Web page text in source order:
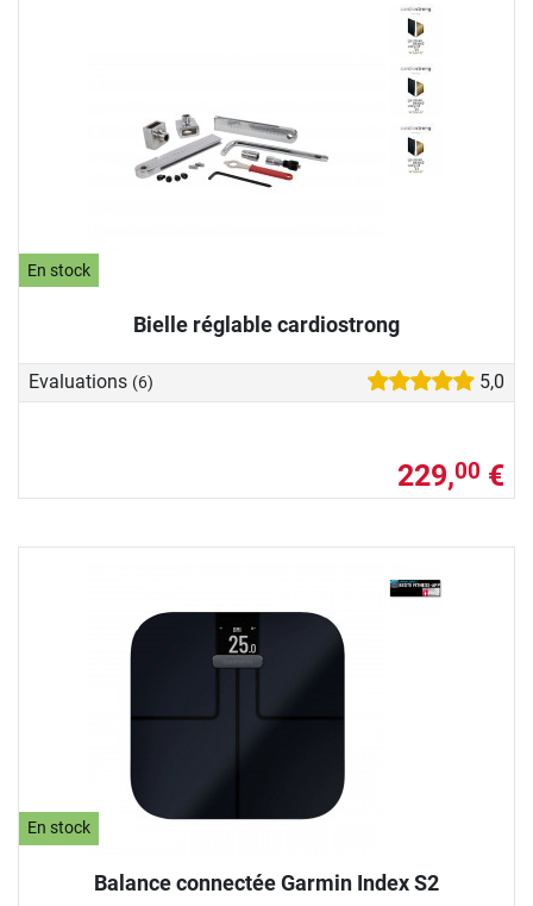
En stock
Bielle réglable cardiostrong
Evaluations (6) 5,0
229,00 €
En stock
Balance connectée Garmin Index S2